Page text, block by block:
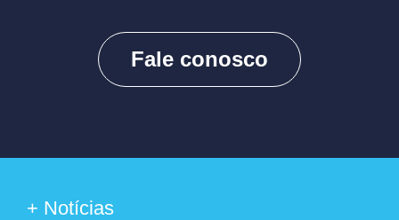
Fale conosco
+ Notícias